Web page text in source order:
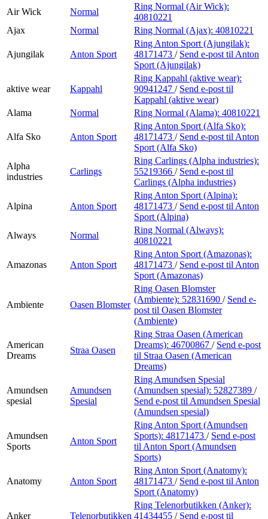
Air Wick
Normal
Ring Normal (Air Wick):
40810221
Ajax
Normal Ring Normal (Ajax): 40810221
Ajungilak Anton Sport
Ring Anton Sport (Ajungilak):
48171473 / Send e-post til Anton
Sport (Ajungilak)
aktive wear Kappahl
Ring Kappahl (aktive wear):
90941247 / Send e-post til
Kappahl (aktive wear)
Alama
Normal Ring Normal (Alama): 40810221
Alfa Sko Anton Sport
Ring Anton Sport (Alfa Sko):
48171473 / Send e-post til Anton
Sport (Alfa Sko)
Alpha
industries
Carlings
Ring Carlings (Alpha industries):
55219366 / Send e-post til
Carlings (Alpha industries)
Alpina Anton Sport
Ring Anton Sport (Alpina):
48171473 / Send e-post til Anton
Sport (Alpina)
Always
Normal
Ring Normal (Always):
40810221
Amazonas Anton Sport
Ring Anton Sport (Amazonas):
48171473 / Send e-post til Anton
Sport (Amazonas)
Ambiente Oasen Blomster
Ring Oasen Blomster
(Ambiente): 52831690 / Send e-
post til Oasen Blomster
(Ambiente)
American
Dreams
Straa Oasen
Ring Straa Oasen (American
Dreams): 46700867 / Send e-post
til Straa Oasen (American
Dreams)
Amundsen
spesial
Amundsen
Spesial
Ring Amundsen Spesial
(Amundsen spesial): 52827389 /
Send e-post til Amundsen Spesial
(Amundsen spesial)
Amundsen
Sports
Anton Sport
Ring Anton Sport (Amundsen
Sports): 48171473 / Send e-post
til Anton Sport (Amundsen
Sports)
Anatomy Anton Sport
Ring Anton Sport (Anatomy):
48171473 / Send e-post til Anton
Sport (Anatomy)
Anker Telenorbutikken
Ring Telenorbutikken (Anker):
41434455 / Send e-post til